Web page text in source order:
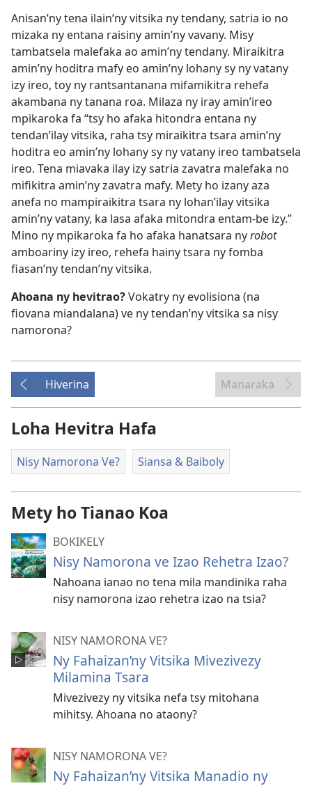
Anisan’ny tena ilain’ny vitsika ny tendany, satria io no
mizaka ny entana raisiny amin’ny vavany. Misy
tambatsela malefaka ao amin’ny tendany. Miraikitra
amin’ny hoditra mafy eo amin’ny lohany sy ny vatany
izy ireo, toy ny rantsantanana mifamikitra rehefa
akambana ny tanana roa. Milaza ny iray amin’ireo
mpikaroka fa “tsy ho afaka hitondra entana ny
tendan’ilay vitsika, raha tsy miraikitra tsara amin’ny
hoditra eo amin’ny lohany sy ny vatany ireo tambatsela
ireo. Tena miavaka ilay izy satria zavatra malefaka no
mifikitra amin’ny zavatra mafy. Mety ho izany aza
anefa no mampiraikitra tsara ny lohan’ilay vitsika
amin’ny vatany, ka lasa afaka mitondra entam-be izy.”
Mino ny mpikaroka fa ho afaka hanatsara nyrobot
amboariny izy ireo, rehefa hainy tsara ny fomba
fiasan’ny tendan’ny vitsika.
Ahoana ny hevitrao?Vokatry ny evolisiona (na
fiovana miandalana) ve ny tendan’ny vitsika sa nisy
namorona?
Hiverina Manaraka
Loha Hevitra Hafa
Nisy Namorona Ve? Siansa & Baiboly
Mety ho Tianao Koa
BOKIKELY
Nisy Namorona ve Izao Rehetra Izao?
Nahoana ianao no tena mila mandinika raha
nisy namorona izao rehetra izao na tsia?
NISY NAMORONA VE?
Ny Fahaizan’ny Vitsika Mivezivezy
Milamina Tsara
Mivezivezy ny vitsika nefa tsy mitohana
mihitsy. Ahoana no ataony?
NISY NAMORONA VE?
Ny Fahaizan’ny Vitsika Manadio ny